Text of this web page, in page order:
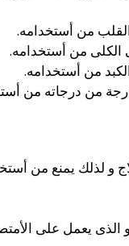
القلب من أستخدامه.
الكلى من أستخدامه.
من أستخدامه.
من درجاته من
و لذلك يمنع من
و الذى يعمل على